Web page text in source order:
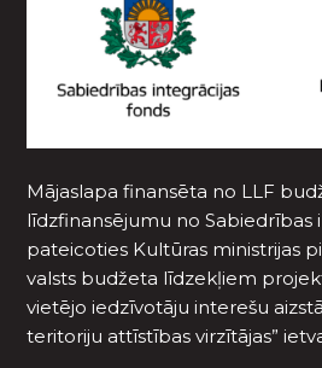
Mājaslapa finansēta no LLF
līdzfinansējumu no Sabiedrības
pateicoties Kultūras ministrijas
valsts budžeta līdzekļiem
vietējo iedzīvotāju interešu
teritoriju attīstības virzītājas”